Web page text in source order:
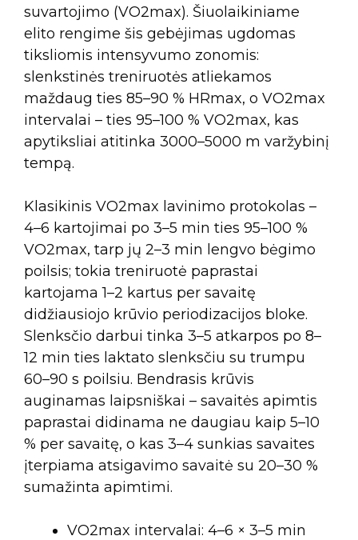
suvartojimo (VO2max). Šiuolaikiniame
elito rengime šis gebėjimas ugdomas
tiksliomis intensyvumo zonomis:
slenkstinės treniruotės atliekamos
maždaug ties 85–90 % HRmax, o VO2max
intervalai – ties 95–100 % VO2max, kas
apytiksliai atitinka 3000–5000 m varžybinį
tempą.
Klasikinis VO2max lavinimo protokolas –
4–6 kartojimai po 3–5 min ties 95–100 %
VO2max, tarp jų 2–3 min lengvo bėgimo
poilsis; tokia treniruotė paprastai
kartojama 1–2 kartus per savaitę
didžiausiojo krūvio periodizacijos bloke.
Slenksčio darbui tinka 3–5 atkarpos po 8–
12 min ties laktato slenksčiu su trumpu
60–90 s poilsiu. Bendrasis krūvis
auginamas laipsniškai – savaitės apimtis
paprastai didinama ne daugiau kaip 5–10
% per savaitę, o kas 3–4 sunkias savaites
įterpiama atsigavimo savaitė su 20–30 %
sumažinta apimtimi.
VO2max intervalai: 4–6 × 3–5 min